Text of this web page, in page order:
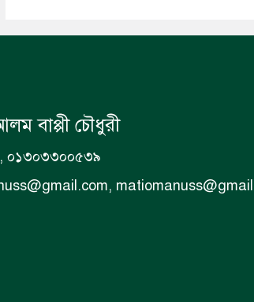
বাপ্পী চৌধুরী
০১৩০৩৩০০৫৩৯